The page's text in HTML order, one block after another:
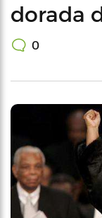
dorada
0